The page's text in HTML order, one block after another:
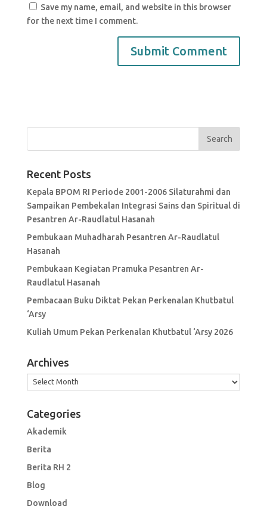
Save my name, email, and website in this browser
for the next time I comment.
Recent Posts
Kepala BPOM RI Periode 2001-2006 Silaturahmi dan
Sampaikan Pembekalan Integrasi Sains dan Spiritual di
Pesantren Ar-Raudlatul Hasanah
Pembukaan Muhadharah Pesantren Ar-Raudlatul
Hasanah
Pembukaan Kegiatan Pramuka Pesantren Ar-
Raudlatul Hasanah
Pembacaan Buku Diktat Pekan Perkenalan Khutbatul
‘Arsy
Kuliah Umum Pekan Perkenalan Khutbatul ‘Arsy 2026
Archives
Archives
Categories
Akademik
Berita
Berita RH 2
Blog
Download